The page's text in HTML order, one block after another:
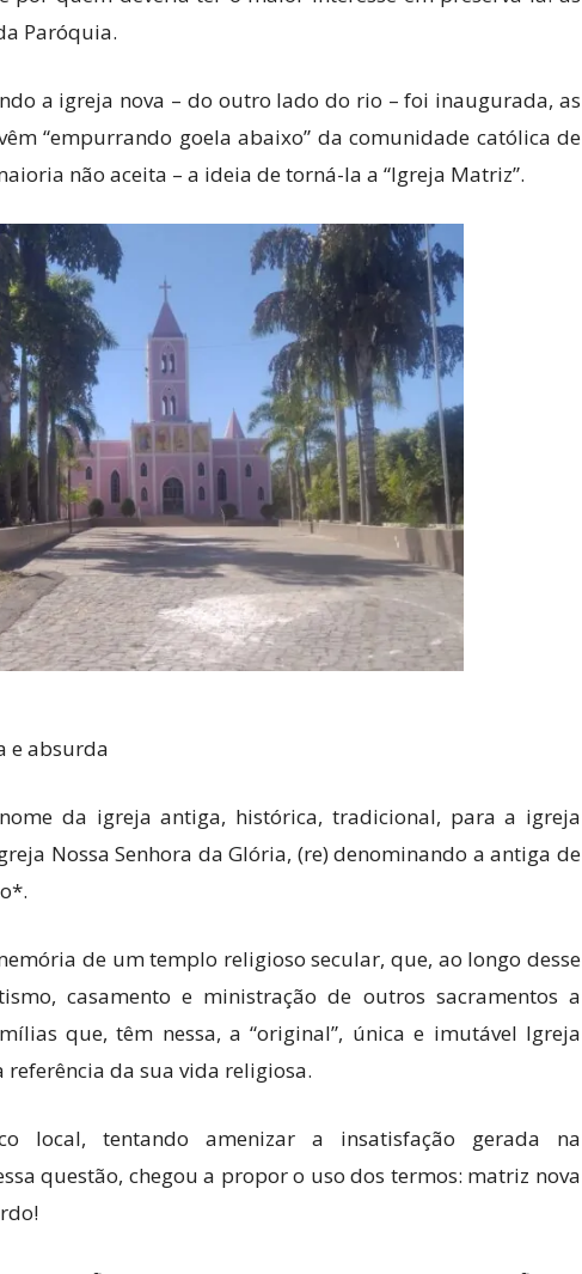
Paróquia.
a igreja nova – do outro lado do rio – foi inaugurada, as
“empurrando goela abaixo” da comunidade católica de
não aceita – a ideia de torná-la a “Igreja Matriz”.
e absurda
da igreja antiga, histórica, tradicional, para a igreja
Nossa Senhora da Glória, (re) denominando a antiga de
de um templo religioso secular, que, ao longo desse
casamento e ministração de outros sacramentos a
que, têm nessa, a “original”, única e imutável Igreja
referência da sua vida religiosa.
local, tentando amenizar a insatisfação gerada na
questão, chegou a propor o uso dos termos: matriz nova